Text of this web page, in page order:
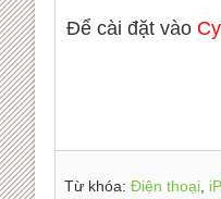
Để cài đặt vào
Từ khóa: Điện thoại,